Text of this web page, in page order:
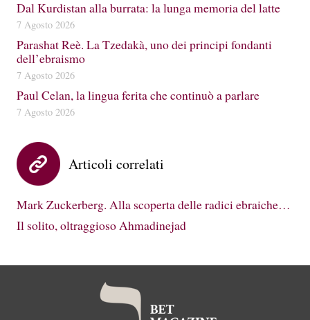
Dal Kurdistan alla burrata: la lunga memoria del latte
7 Agosto 2026
Parashat Reè. La Tzedakà, uno dei principi fondanti
dell’ebraismo
7 Agosto 2026
Paul Celan, la lingua ferita che continuò a parlare
7 Agosto 2026
Articoli correlati
Mark Zuckerberg. Alla scoperta delle radici ebraiche…
Il solito, oltraggioso Ahmadinejad